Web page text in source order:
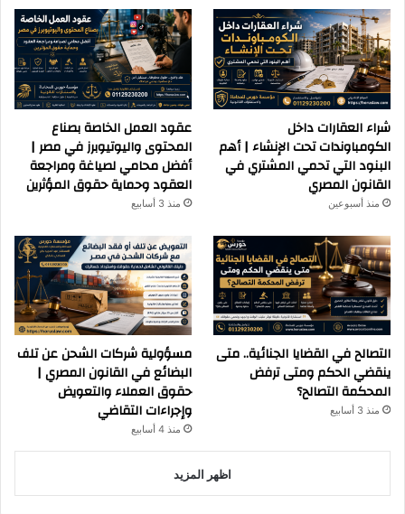
شراء العقارات داخل
الكومباوندات تحت الإنشاء | أهم
البنود التي تحمي المشتري في
القانون المصري
منذ أسبوعين
عقود العمل الخاصة بصناع
المحتوى واليوتيوبرز في مصر |
أفضل محامي لصياغة ومراجعة
العقود وحماية حقوق المؤثرين
منذ 3 أسابيع
التصالح في القضايا الجنائية.. متى
ينقضي الحكم ومتى ترفض
المحكمة التصالح؟
منذ 3 أسابيع
مسؤولية شركات الشحن عن تلف
البضائع في القانون المصري |
حقوق العملاء والتعويض
وإجراءات التقاضي
منذ 4 أسابيع
اظهر المزيد